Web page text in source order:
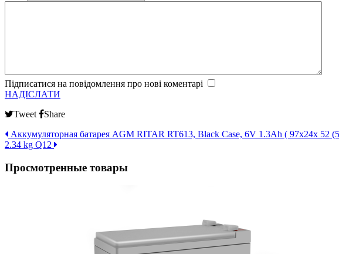
Підписатися на повідомлення про нові коментарі
НАДІСЛАТИ
Tweet
Share
Аккумуляторная батарея AGM RITAR RT613, Black Case, 6V 1.3Ah ( 97х24х 52
2.34 kg Q12
Просмотренные товары